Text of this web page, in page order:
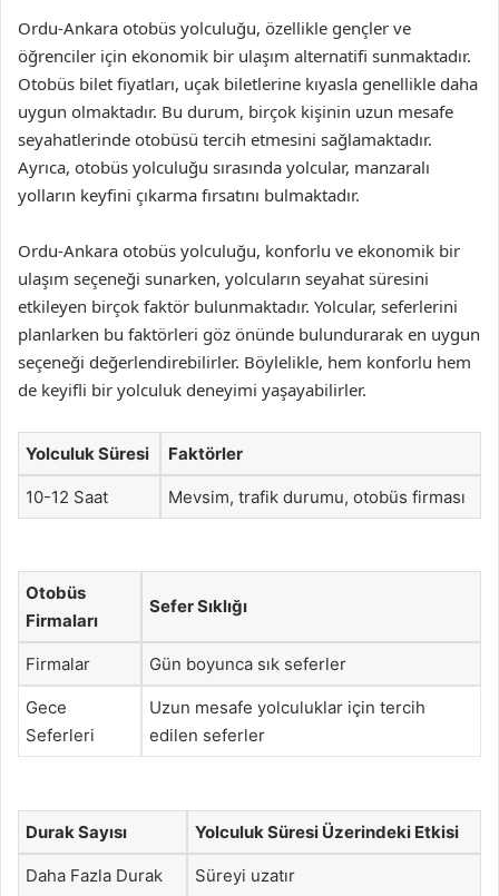
Ordu-Ankara otobüs yolculuğu, özellikle gençler ve
öğrenciler için ekonomik bir ulaşım alternatifi sunmaktadır.
Otobüs bilet fiyatları, uçak biletlerine kıyasla genellikle daha
uygun olmaktadır. Bu durum, birçok kişinin uzun mesafe
seyahatlerinde otobüsü tercih etmesini sağlamaktadır.
Ayrıca, otobüs yolculuğu sırasında yolcular, manzaralı
yolların keyfini çıkarma fırsatını bulmaktadır.
Ordu-Ankara otobüs yolculuğu, konforlu ve ekonomik bir
ulaşım seçeneği sunarken, yolcuların seyahat süresini
etkileyen birçok faktör bulunmaktadır. Yolcular, seferlerini
planlarken bu faktörleri göz önünde bulundurarak en uygun
seçeneği değerlendirebilirler. Böylelikle, hem konforlu hem
de keyifli bir yolculuk deneyimi yaşayabilirler.
Yolculuk Süresi Faktörler
10-12 Saat Mevsim, trafik durumu, otobüs firması
Otobüs
Firmaları
Sefer Sıklığı
Firmalar Gün boyunca sık seferler
Gece
Seferleri
Uzun mesafe yolculuklar için tercih
edilen seferler
Durak Sayısı Yolculuk Süresi Üzerindeki Etkisi
Daha Fazla Durak Süreyi uzatır